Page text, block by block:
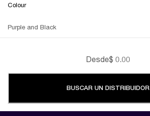
Colour
Purple and Black
Desde$ 0.00
BUSCAR UN DISTRIBUIDOR